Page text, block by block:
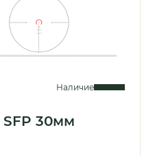
Наличие
SFP 30мм